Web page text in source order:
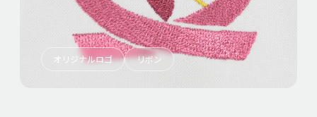
オリジナルロゴ リボン